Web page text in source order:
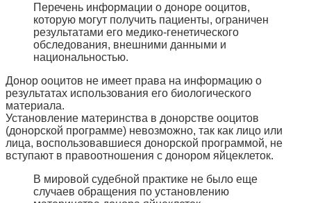
Перечень информации о доноре ооцитов,
которую могут получить пациенты, ограничен
результатами его медико-генетического
обследования, внешними данными и
национальностью.
Донор ооцитов не имеет права на информацию о
результатах использования его биологического
материала.
Установление материнства в донорстве ооцитов
(донорской программе) невозможно, так как лицо или
лица, воспользовавшиеся донорской программой, не
вступают в правоотношения с донором яйцеклеток.
В мировой судебной практике не было еще
случаев обращения по установлению